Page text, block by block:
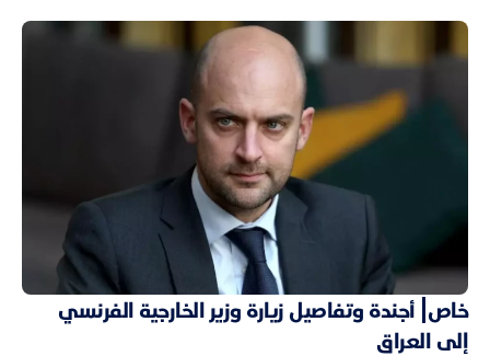
خاص| أجندة وتفاصيل زيارة وزير الخارجية الفرنسي
إلى العراق